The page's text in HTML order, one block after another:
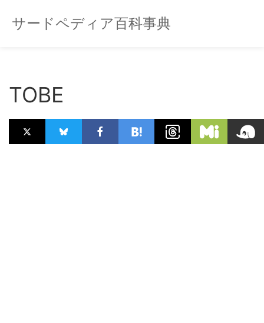
サードペディア百科事典
TOBE